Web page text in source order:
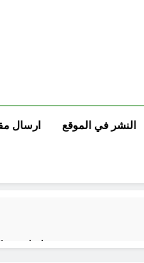
النشر في الموقع ارسال
اتفاقية